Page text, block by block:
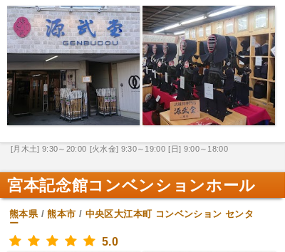
[月木土] 9:30～20:00 [火水金] 9:30～19:00 [日] 9:00～18:00
宮本記念館コンベンションホール
熊本県/熊本市 / 中央区大江本町 コンベンション センタ
ー
5.0